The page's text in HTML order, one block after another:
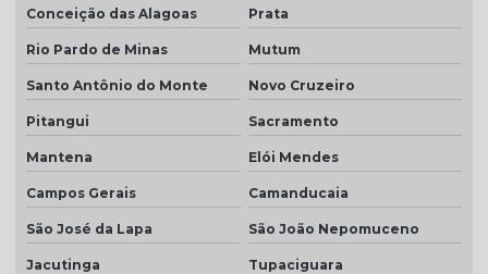
Conceição das Alagoas Prata
Rio Pardo de Minas Mutum
Santo Antônio do Monte Novo Cruzeiro
Pitangui Sacramento
Mantena Elói Mendes
Campos Gerais Camanducaia
São José da Lapa São João Nepomuceno
Jacutinga Tupaciguara